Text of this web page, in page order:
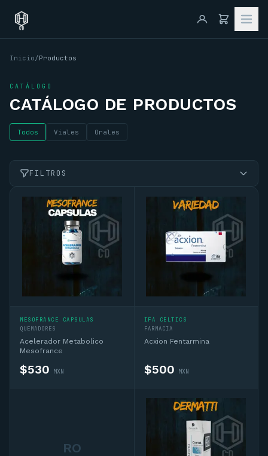
Inicio/Productos
CATÁLOGO
CATÁLOGO DE PRODUCTOS
Todos Viales Orales
FILTROS
MESOFRANCE CAPSULAS
QUEMADORES
Acelerador Metabolico
Mesofrance
$530 MXN
IFA CELTICS
FARMACIA
Acxion Fentarmina
$500 MXN
RO